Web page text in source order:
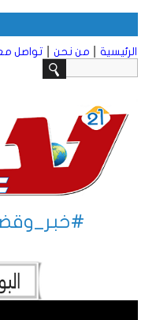
الرئيسية من نحن تواصل